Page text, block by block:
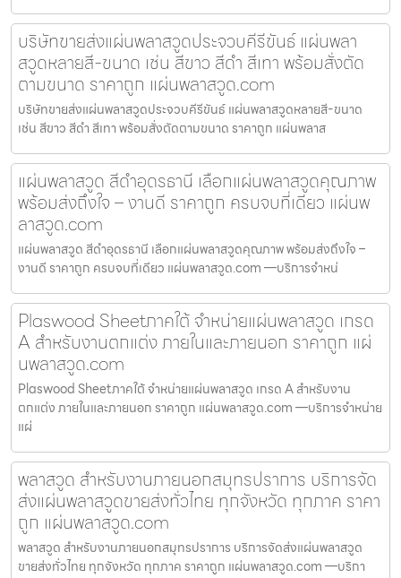
บริษัทขายส่งแผ่นพลาสวูดประจวบคีรีขันธ์ แผ่นพลา
สวูดหลายสี-ขนาด เช่น สีขาว สีดำ สีเทา พร้อมสั่งตัด
ตามขนาด ราคาถูก แผ่นพลาสวูด.com
บริษัทขายส่งแผ่นพลาสวูดประจวบคีรีขันธ์ แผ่นพลาสวูดหลายสี-ขนาด
เช่น สีขาว สีดำ สีเทา พร้อมสั่งตัดตามขนาด ราคาถูก แผ่นพลาส
แผ่นพลาสวูด สีดำอุดรธานี เลือกแผ่นพลาสวูดคุณภาพ
พร้อมส่งถึงใจ – งานดี ราคาถูก ครบจบที่เดียว แผ่นพ
ลาสวูด.com
แผ่นพลาสวูด สีดำอุดรธานี เลือกแผ่นพลาสวูดคุณภาพ พร้อมส่งถึงใจ –
งานดี ราคาถูก ครบจบที่เดียว แผ่นพลาสวูด.com —บริการจำหน่
Plaswood Sheetภาคใต้ จำหน่ายแผ่นพลาสวูด เกรด
A สำหรับงานตกแต่ง ภายในและภายนอก ราคาถูก แผ่
นพลาสวูด.com
Plaswood Sheetภาคใต้ จำหน่ายแผ่นพลาสวูด เกรด A สำหรับงาน
ตกแต่ง ภายในและภายนอก ราคาถูก แผ่นพลาสวูด.com —บริการจำหน่าย
แผ่
พลาสวูด สำหรับงานภายนอกสมุทรปราการ บริการจัด
ส่งแผ่นพลาสวูดขายส่งทั่วไทย ทุกจังหวัด ทุกภาค ราคา
ถูก แผ่นพลาสวูด.com
พลาสวูด สำหรับงานภายนอกสมุทรปราการ บริการจัดส่งแผ่นพลาสวูด
ขายส่งทั่วไทย ทุกจังหวัด ทุกภาค ราคาถูก แผ่นพลาสวูด.com —บริกา